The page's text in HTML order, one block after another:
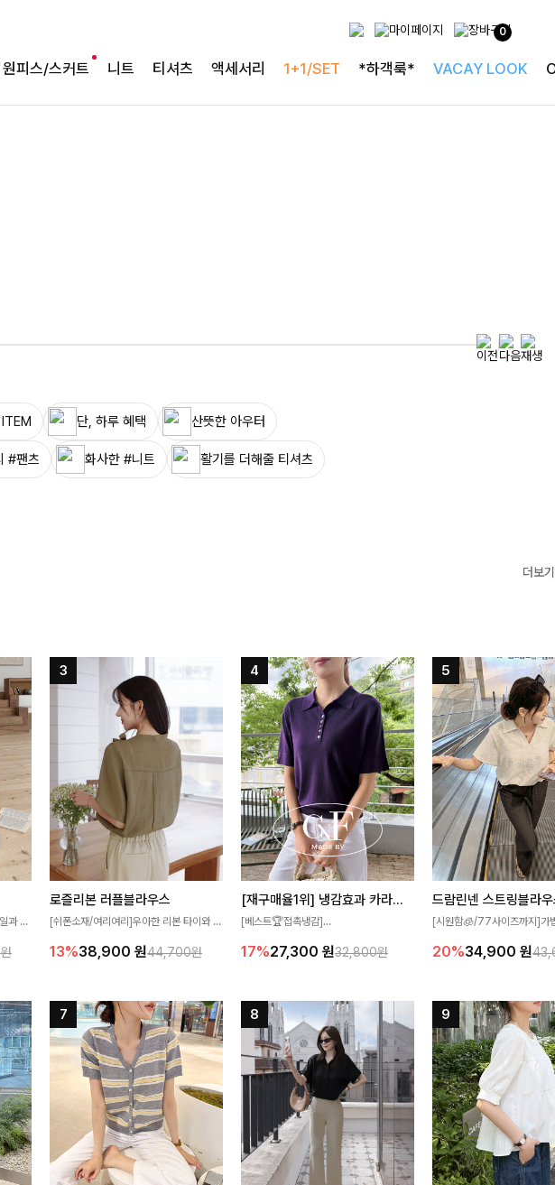
0
원피스/스커트 니트 티셔츠 액세서리 1+1/SET *하객룩* VACAY LOOK
단, 하루 혜택 산뜻한 아우터
#팬츠 화사한 #니트 활기를 더해줄 티셔츠
더보기
과 퍼
슬
로즐리본 러플블라우스
[쉬폰소재/여리여리]우아한 리본 타이와 자
분위기를 더해주는 블라우스 🤎 하늘하늘
좋아요
13%38,900 원44,700원
[재구매율1위] 냉감효과 카라니트
[베스트🏆접촉냉감]
고 가벼운 소재감으로 여름에도 시원하게
17%27,300 원32,800원
드람린넨 스트링블라
[시원함🧊/77사이즈까지]가
없는 슬릿 카라 디자인이 얼굴
20%34,900 원